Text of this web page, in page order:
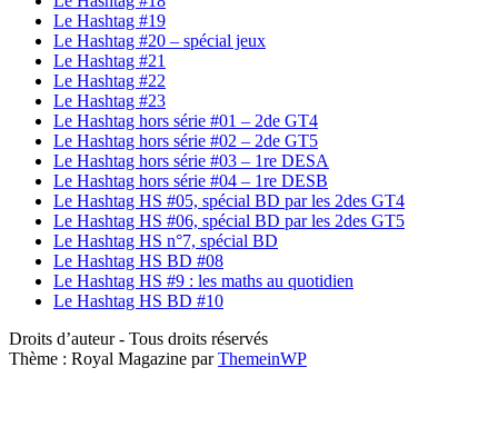
Le Hashtag #19
Le Hashtag #20 – spécial jeux
Le Hashtag #21
Le Hashtag #22
Le Hashtag #23
Le Hashtag hors série #01 – 2de GT4
Le Hashtag hors série #02 – 2de GT5
Le Hashtag hors série #03 – 1re DESA
Le Hashtag hors série #04 – 1re DESB
Le Hashtag HS #05, spécial BD par les 2des GT4
Le Hashtag HS #06, spécial BD par les 2des GT5
Le Hashtag HS n°7, spécial BD
Le Hashtag HS BD #08
Le Hashtag HS #9 : les maths au quotidien
Le Hashtag HS BD #10
Droits d’auteur - Tous droits réservés
Thème : Royal Magazine parThemeinWP